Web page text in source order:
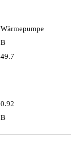
Wärmepumpe
B
49.7
0.92
B